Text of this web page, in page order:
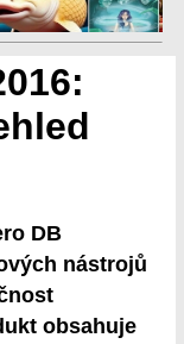
DB
nástrojů
obsahuje